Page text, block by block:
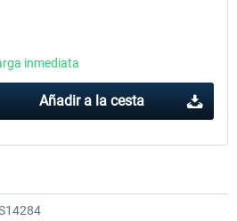
inmediata
Añadir a la cesta